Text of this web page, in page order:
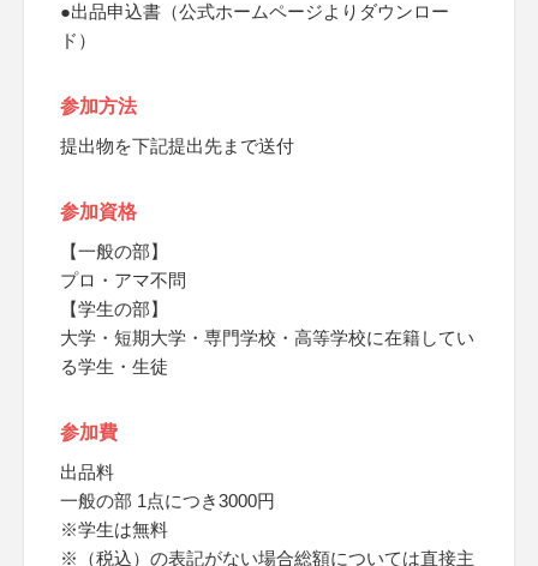
●出品申込書（公式ホームページよりダウンロー
ド）
参加方法
提出物を下記提出先まで送付
参加資格
【一般の部】
プロ・アマ不問
【学生の部】
大学・短期大学・専門学校・高等学校に在籍してい
る学生・生徒
参加費
出品料
一般の部 1点につき3000円
※学生は無料
※（税込）の表記がない場合総額については直接主